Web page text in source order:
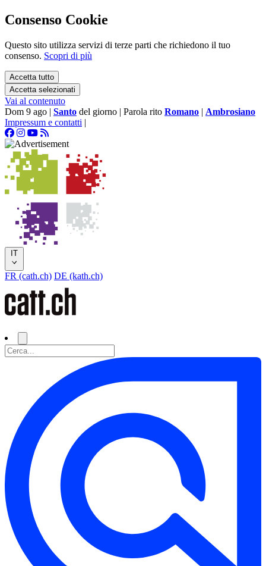
Consenso Cookie
Questo sito utilizza servizi di terze parti che richiedono il tuo
consenso. Scopri di più
Accetta tutto
Accetta selezionati
Vai al contenuto
Dom 9 ago | Santo del giorno | Parola rito Romano | Ambrosiano
Impressum e contatti |
IT
FR (cath.ch) DE (kath.ch)